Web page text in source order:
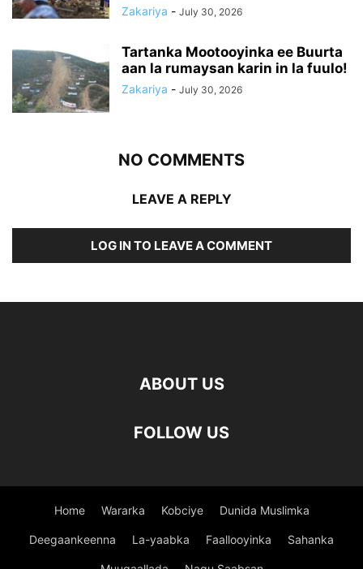
Zakariya - July 30, 2026
Tartanka Mootooyinka ee Buurta
aan la rumaysan karin in la fuulo!
Zakariya - July 30, 2026
NO COMMENTS
LEAVE A REPLY
LOG IN TO LEAVE A COMMENT
ABOUT US
FOLLOW US
Home Wararka Kobciye Dunida Muslimka
Deegaankeenna La-yaabka Faallooyinka Sahanka